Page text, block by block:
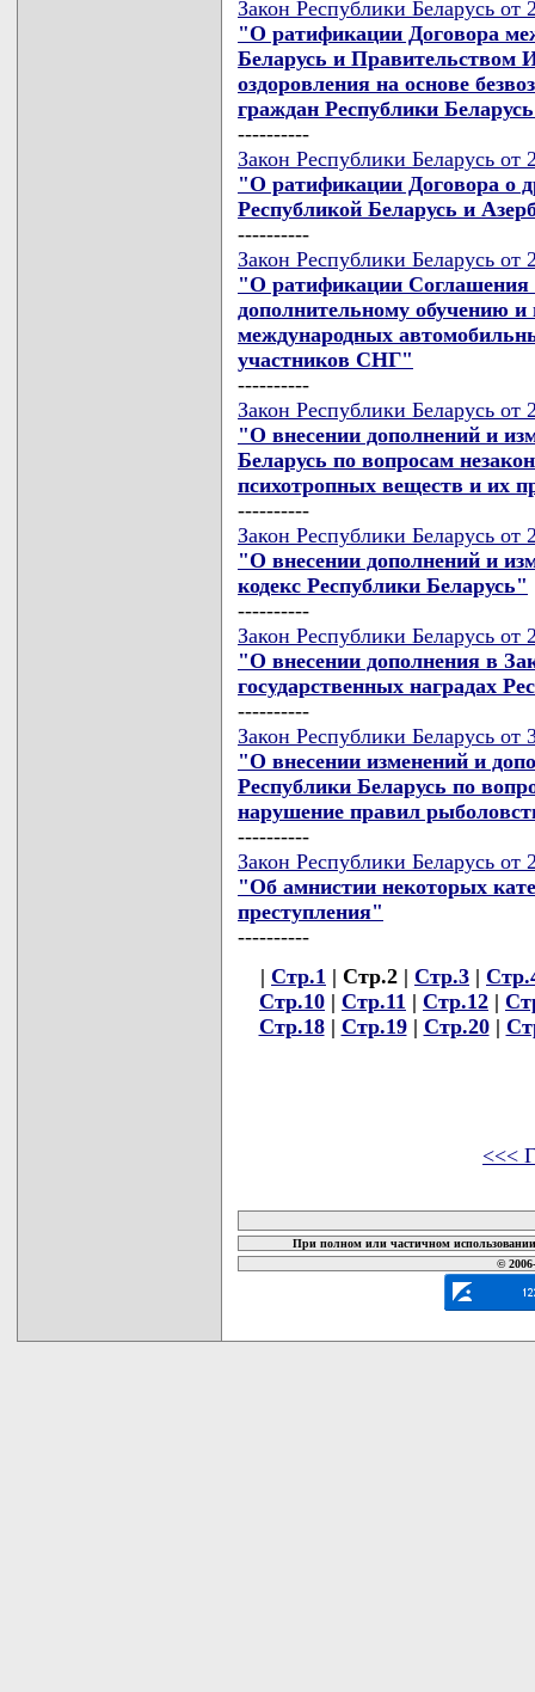
Закон Республики Беларусь от
"О ратификации Договора
Беларусь и Правительством
оздоровления на основе
граждан Республики
----------
Закон Республики Беларусь от
"О ратификации Договора о
Республикой Беларусь и
----------
Закон Республики Беларусь от
"О ратификации Соглашения
дополнительному обучению и
международных
участников СНГ"
----------
Закон Республики Беларусь от
"О внесении дополнений и
Беларусь по вопросам
психотропных веществ и их
----------
Закон Республики Беларусь от
"О внесении дополнений и
кодекс Республики Беларусь"
----------
Закон Республики Беларусь от
"О внесении дополнения в
государственных наградах
----------
Закон Республики Беларусь от
"О внесении изменений и
Республики Беларусь по
нарушение правил
----------
Закон Республики Беларусь
"Об амнистии некоторых
преступления"
----------
| Стр.1 | Стр.2 | Стр.3 |
Стр.10 | Стр.11 | Стр.12 |
Стр.18| Стр.19| Стр.20|
<<<
При полном или частичном
©